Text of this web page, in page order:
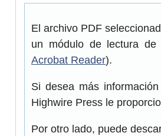
El archivo PDF
un módulo de lectura
Acrobat Reader).
Si desea más
Highwire Press le
Por otro lado, puede